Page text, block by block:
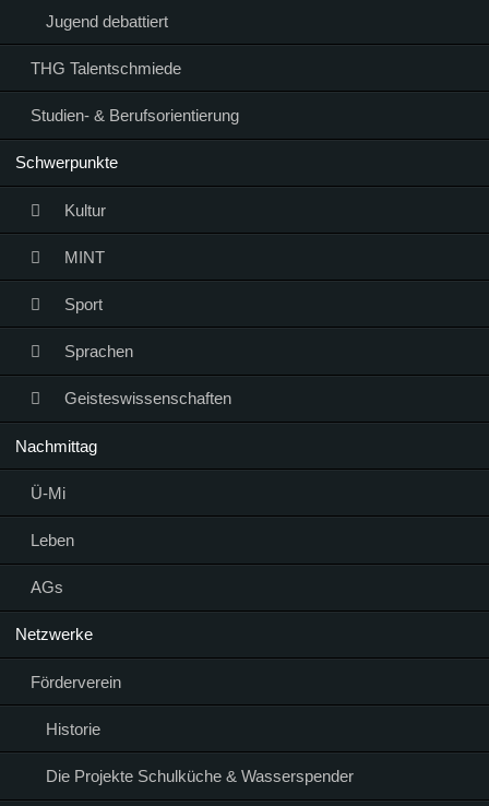
Jugend debattiert
THG Talentschmiede
Studien- & Berufsorientierung
Schwerpunkte
Kultur
MINT
Sport
Sprachen
Geisteswissenschaften
Nachmittag
Ü-Mi
Leben
AGs
Netzwerke
Förderverein
Historie
Die Projekte Schulküche & Wasserspender